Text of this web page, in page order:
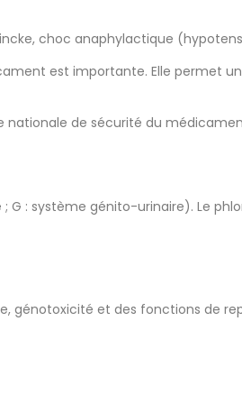
choc anaphylactique
est importante. Elle permet
nationale de sécurité du
G : système génito-urinaire). Le
génotoxicité et des fonctions de